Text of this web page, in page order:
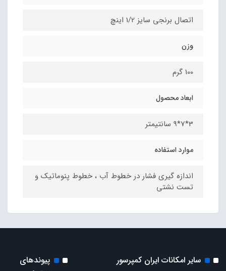
اتصال برنجی سایز 1/2 اینچ
وزن
100 گرم
ابعاد محصول
3*7*9 سانتیمتر
موارد استفاده
اندازه گیری فشار در خطوط آب ، خطوط پنوماتیک و
تست نشتی
سایر امکانات ایران کمپرسور
پیوندهای